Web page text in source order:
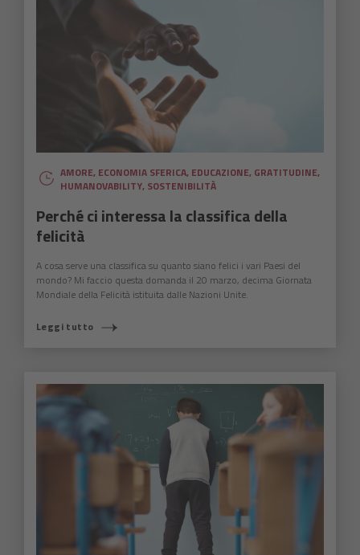
AMORE, ECONOMIA SFERICA, EDUCAZIONE, GRATITUDINE,
HUMANOVABILITY, SOSTENIBILITÀ
Perché ci interessa la classifica della
felicità
A cosa serve una classifica su quanto siano felici i vari Paesi del
mondo? Mi faccio questa domanda il 20 marzo, decima Giornata
Mondiale della Felicità istituita dalle Nazioni Unite.
Leggi tutto